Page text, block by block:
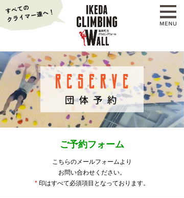
ご予約フォーム
こちらのメールフォームより
お問い合わせください。
* 印はすべて必須項目となっております。